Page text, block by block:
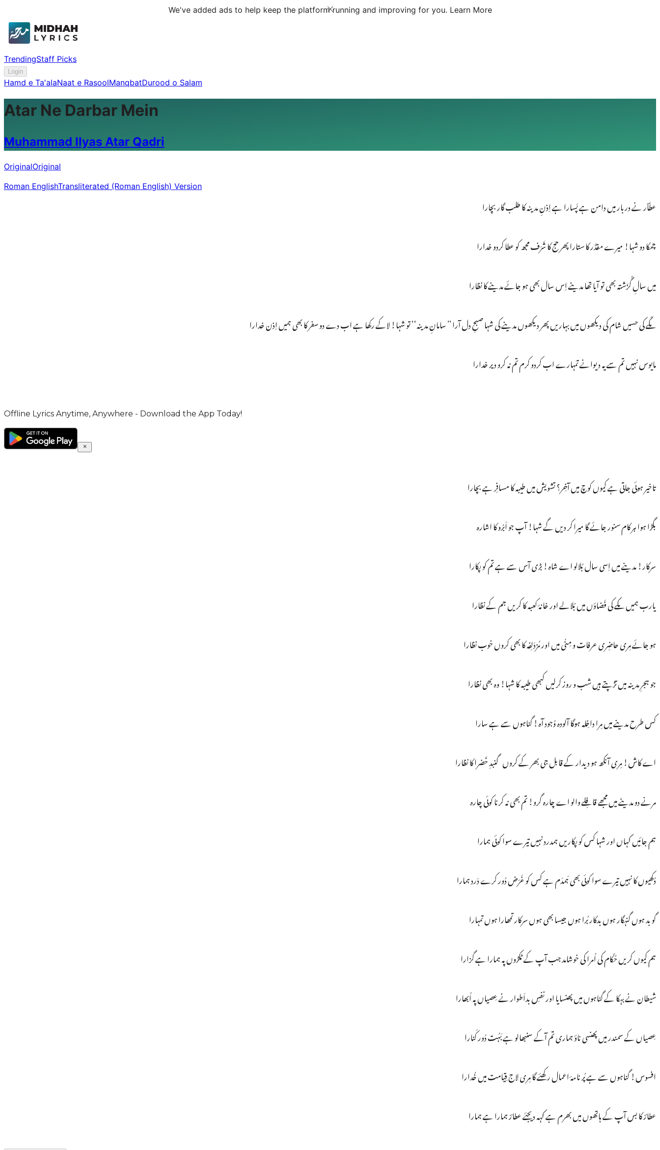
We've added ads to help keep the platform running and improving for you. Learn More
TrendingStaff Picks
Login
Hamd e Ta'alaNaat e RasoolManqbatDurood o Salam
Atar Ne Darbar Mein
Muhammad Ilyas Atar Qadri
OriginalOriginal
Roman EnglishTransliterated (Roman English) Version
عطّاؔر نے دربار میں دامن ہے پَسارا ہے اِذنِ مدینہ کا طلب گار بچارا
چمکا دو شہا! میرے مقدَّر کا ستارا پھر حج کا شَرَف مجھ کو عطا کردو خدارا
میں سالِ گُزَشتہ بھی تو آیا تھا مدینے اِس سال بھی ہو جائے مدینے کا نظارا
مکّے کی حسیں شام کی دیکھوں میں بہاریں پھر دیکھوں مدینے کی شہا صبحِ دل آرا ’’ سامانِ مدینہ‘‘ تو شہا! لاکے رکھا ہے اب دے دو سفر کا بھی ہمیں اِذن خدارا
مایوس نہیں تم سے یہ دیوانے تمہارے اب کردو کرم تم نہ کرو دیر خدارا
Offline Lyrics Anytime, Anywhere - Download the App Today!
تاخیر ہوئی جاتی ہے کیوں کوچ میں آخِر؟ تشویش میں طیبہ کا مسافِر ہے بچارا
بگڑا ہوا ہر کام سنور جائے گا میرا کر دیں گے شہا! آپ جو اَبرُو کا اشارہ
سرکار! مدینے میں اِسی سال بُلالو اے شاہ! بڑی آس سے ہے تم کو پکارا
یارب ہمیں مکے کی فَضاؤں میں بُلالے اور خانۂ کعبہ کا کریں جم کے نظارا
ہو جائے مِری حاضِری عرفات و مِنٰی میں اور مُزدَلِفہ کا بھی کروں خوب نظارا
جو ہجرِ مدینہ میں تڑپتے ہیں شب و روز کرلیں کبھی طیبہ کا شہا! وہ بھی نظارا
کس طرح مدینے میں مِرا داخِلہ ہوگا آلودہ وُجود آہ! گناہوں سے ہے سارا
اے کاش! مِری آنکھ ہو دیدار کے قابل جی بھر کے کروں گنبدِ خَضرا کا نظارا
مرنے دو مدینے میں مجھے قافِلے والو اے چارہ گرو! تم بھی نہ کرنا کوئی چارہ
ہم جائیں کہاں اور شہا کس کو پکاریں ہمدرد نہیں تیرے سوا کوئی ہمارا
دُکھیوں کا نہیں تیرے سوا کوئی بھی ہَمدَم ہے کس کو غَرَض دُور کرے دَرد ہمارا
گو بد ہوں گنہگار ہوں بدکار بُرا ہوں جیسا بھی ہوں سرکار تمھارا ہوں تمہارا
ہم کیوں کریں حُکّام کی اُمرا کی خوشامد جب آپ کے ٹکڑوں پہ ہمارا ہے گزارا
شیطان نے بہکا کے گناہوں میں پھنسایا اور نفسِ بداَطوار نے عِصیاں پہ اُبھارا
عِصیاں کے سمندر میں پھنسی ناؤ ہماری تم آکے سنبھالو ہے بَہُت دُور کَنارا
افسوس! گناہوں سے ہے پُر نامۂ اعمال رکھئے گا مِری لاج قِیامت میں خُدارا
عطارؔ کا بس آپ کے ہاتھوں میں بھرم ہے کہہ دیجئے عطارؔ ہمارا ہے ہمارا